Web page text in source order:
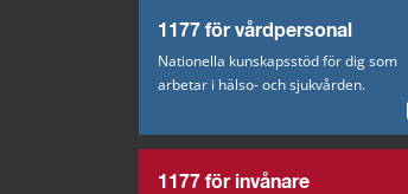
1177 för vårdpersonal
Nationella kunskapsstöd för dig som
arbetar i hälso- och sjukvården.
1177 för invånare